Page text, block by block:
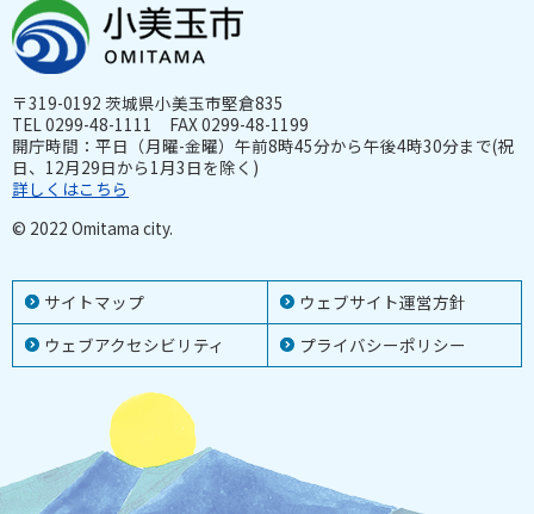
サイトマップ
ウェブサイト運営方針
ウェブアクセシビリティ
プライバシーポリシー
〒319-0192 茨城県小美玉市堅倉835
TEL 0299-48-1111 FAX 0299-48-1199
開庁時間：平日（月曜-金曜）午前8時45分から午後4時30分まで(祝
日、12月29日から1月3日を除く)
詳しくはこちら
© 2022 Omitama city.